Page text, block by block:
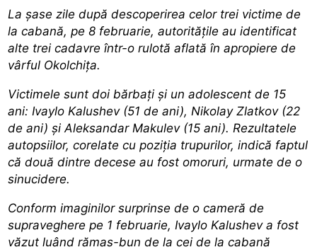
La șase zile după descoperirea celor trei victime de
la cabană, pe 8 februarie, autoritățile au identificat
alte trei cadavre într-o rulotă aflată în apropiere de
vârful Okolchiţa.
Victimele sunt doi bărbați și un adolescent de 15
ani: Ivaylo Kalushev (51 de ani), Nikolay Zlatkov (22
de ani) și Aleksandar Makulev (15 ani). Rezultatele
autopsiilor, corelate cu poziția trupurilor, indică faptul
că două dintre decese au fost omoruri, urmate de o
sinucidere.
Conform imaginilor surprinse de o cameră de
supraveghere pe 1 februarie, Ivaylo Kalushev a fost
văzut luând rămas-bun de la cei de la cabană